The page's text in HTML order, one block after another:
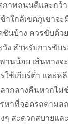
าพถนนดีและกว้า
าใกล้เขตภูเขาจ
ชันบ้าง ควรขับด้ว
วัง สำหรับการขับ
านน้อย เส้นทางจ
ใช้เกียร์ต่ำ และห
ลากลางคืนหากไม่
หาที่จอดรถตามส
ๆ สะดวกสบายแล